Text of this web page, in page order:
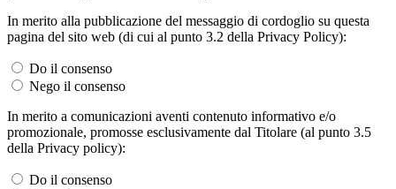
In merito alla pubblicazione del messaggio di cordoglio su questa
pagina del sito web (di cui al punto 3.2 della Privacy Policy):
Do il consenso
Nego il consenso
In merito a comunicazioni aventi contenuto informativo e/o
promozionale, promosse esclusivamente dal Titolare (al punto 3.5
della Privacy policy):
Do il consenso